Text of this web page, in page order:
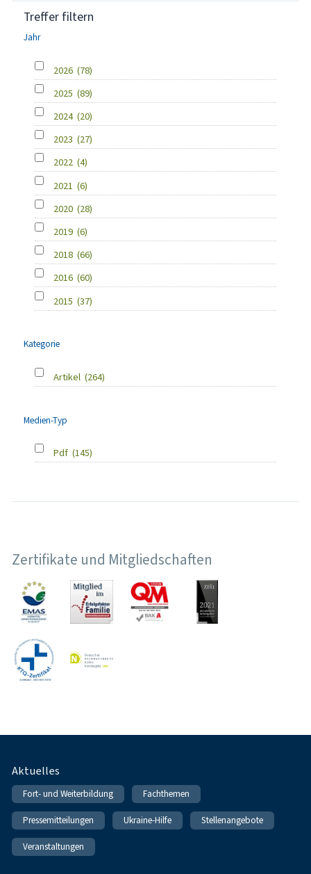
Treffer filtern
Jahr
2026 (78)
2025 (89)
2024 (20)
2023 (27)
2022 (4)
2021 (6)
2020 (28)
2019 (6)
2018 (66)
2016 (60)
2015 (37)
Kategorie
Artikel (264)
Medien-Typ
Pdf (145)
Zertifikate und Mitgliedschaften
Fußnavigation
Aktuelles
Fort- und Weiterbildung Fachthemen
Pressemitteilungen Ukraine-Hilfe Stellenangebote
Veranstaltungen